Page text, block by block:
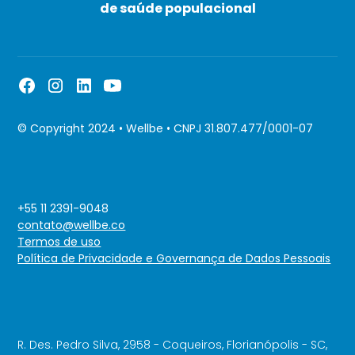
de saúde populacional
© Copyright 2024 • Wellbe • CNPJ 31.807.477/0001-07
Termos de uso
Política de Privacidade e Governança de Dados Pessoais
+55 11 2391-9048
contato@wellbe.co
R. Des. Pedro Silva, 2958 - Coqueiros, Florianópolis - SC,